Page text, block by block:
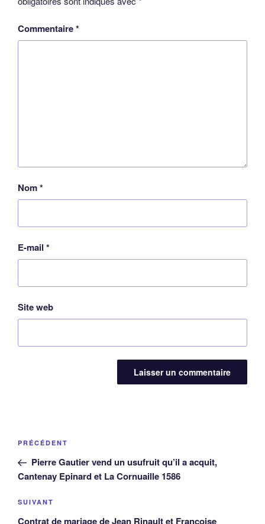
Commentaire*
Nom*
E-mail *
Site web
Navigation
l’article
Article
précédent
PRÉCÉDENT
Pierre Gautier vend un usufruit qu’il a acquit,
Cantenay Epinard et La Cornuaille 1586
Article
suivant
SUIVANT
Contrat de mariage de Jean Rinault et Françoise